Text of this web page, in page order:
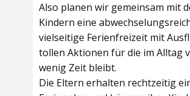
Also planen wir gemeinsam mit
Kindern eine
vielseitige Ferienfreizeit mit
tollen Aktionen für die im Alltag
wenig Zeit bleibt.
Die Eltern erhalten rechtzeitig